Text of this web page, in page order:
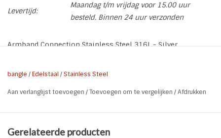
Levertijd:
Maandag t/m vrijdag voor 15.00 uur
besteld. Binnen 24 uur verzonden
Armband Connection Stainless Steel 316L - Silver
* Kleur: Zilver
* Maat: 60 x 50 mm. De armband is enigzins buigzaam
bangle /Edelstaal / Stainless Steel
Aan verlanglijst toevoegen /Toevoegen om te vergelijken /Afdrukken
Gerelateerde producten